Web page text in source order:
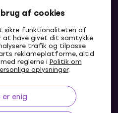
af cookies
sikre funktionaliteten af
at have givet dit samtykke
trafik og tilpasse
reklameplatforme, altid
reglerne i Politik om
oplysninger.
enig
DK